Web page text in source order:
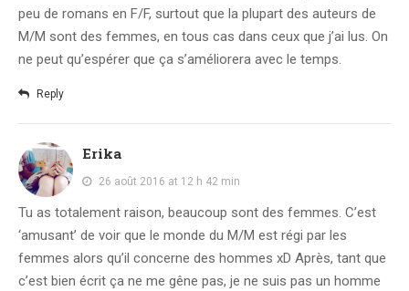
peu de romans en F/F, surtout que la plupart des auteurs de
M/M sont des femmes, en tous cas dans ceux que j’ai lus. On
ne peut qu’espérer que ça s’améliorera avec le temps.
Reply
Erika
26 août 2016 at 12 h 42 min
Tu as totalement raison, beaucoup sont des femmes. C’est
‘amusant’ de voir que le monde du M/M est régi par les
femmes alors qu’il concerne des hommes xD Après, tant que
c’est bien écrit ça ne me gêne pas, je ne suis pas un homme